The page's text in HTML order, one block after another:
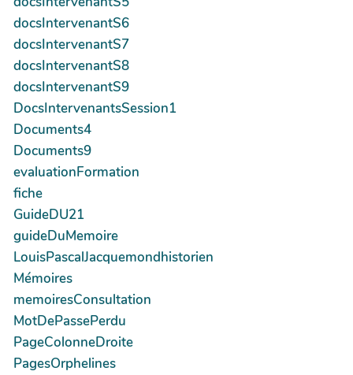
docsIntervenantS6
docsIntervenantS7
docsIntervenantS8
docsIntervenantS9
DocsIntervenantsSession1
Documents4
Documents9
evaluationFormation
fiche
GuideDU21
guideDuMemoire
LouisPascalJacquemondhistorien
Mémoires
memoiresConsultation
MotDePassePerdu
PageColonneDroite
PagesOrphelines